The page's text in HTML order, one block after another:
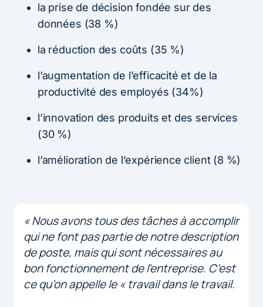
la prise de décision fondée sur des
données (38 %)
la réduction des coûts (35 %)
l’augmentation de l’efficacité et de la
productivité des employés (34%)
l’innovation des produits et des services
(30 %)
l’amélioration de l’expérience client (8 %)
« Nous avons tous des tâches à accomplir
qui ne font pas partie de notre description
de poste, mais qui sont nécessaires au
bon fonctionnement de l’entreprise. C’est
ce qu’on appelle le « travail dans le travail.